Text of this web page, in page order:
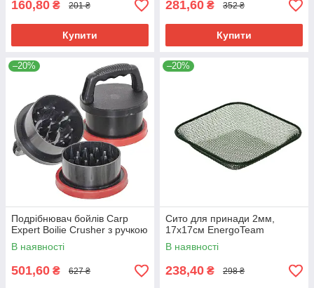
160,80 ₴ 201 ₴
Купити
281,60 ₴ 352 ₴
Купити
–20%
Подрібнювач бойлів Carp
Expert Boilie Crusher з ручкою
В наявності
501,60 ₴ 627 ₴
–20%
Сито для принади 2мм,
17x17см EnergoTeam
В наявності
238,40 ₴ 298 ₴